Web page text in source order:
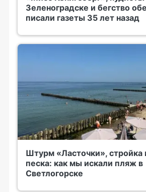
Зеленоградске и бегство
писали газеты 35 лет назад
Штурм «Ласточки», стройка
песка: как мы искали пляж в
Светлогорске